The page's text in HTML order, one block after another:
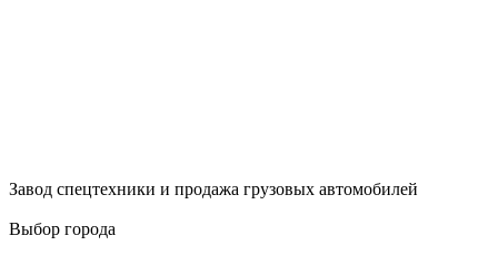
Завод спецтехники и продажа грузовых автомобилей
Выбор города